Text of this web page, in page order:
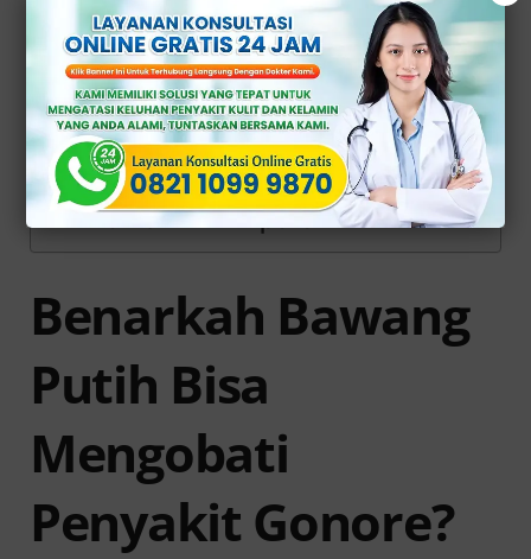
Daftar Isi
Benarkah Bawang Putih Bisa
Mengobati Penyakit Gonore?
Dapatkan Pengobatan Gonore yang
Aman di Klinik Apollo
Benarkah Bawang
Putih Bisa
Mengobati
Penyakit Gonore?